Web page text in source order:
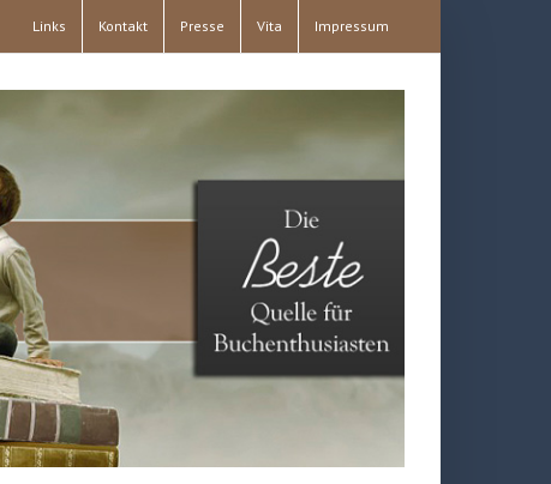
Links Kontakt Presse Vita Impressum